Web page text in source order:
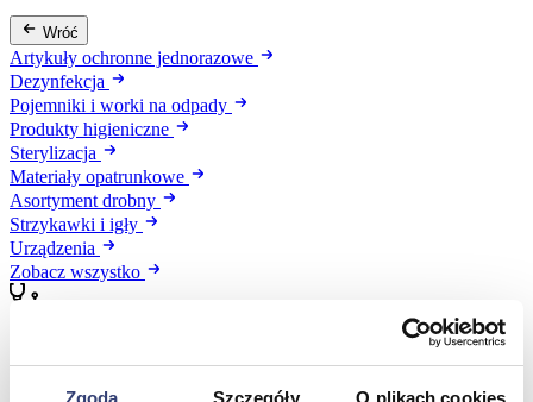
Zgoda Szczegóły O plikach cookies
Wróć
Artykuły ochronne jednorazowe
Dezynfekcja
Pojemniki i worki na odpady
Produkty higieniczne
Sterylizacja
Materiały opatrunkowe
Asortyment drobny
Strzykawki i igły
Urządzenia
Zobacz wszystko